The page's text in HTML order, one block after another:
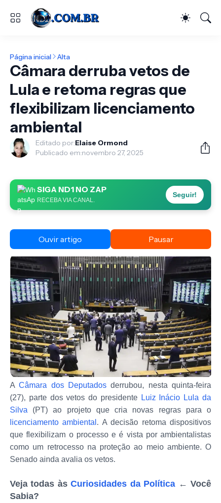
Página inicial Alta
Câmara derruba vetos de
Lula e retoma regras que
flexibilizam licenciamento
ambiental
Editado por:Elaise Ormond
Publicado em:novembro 27, 2025
SIGA ND1 NO ZAP
RECEBA VIA CANAL.
Seguir!
Ouvir artigo Pausar
ACâmara dos Deputados derrubou, nesta quinta-feira
(27), parte dos vetos do presidente Luiz Inácio Lula da
Silva (PT) ao projeto que cria novas regras para o
licenciamento ambiental . A decisão retoma dispositivos
que flexibilizam o processo e é vista por ambientalistas
como um retrocesso na proteção ao meio ambiente. O
Senado ainda avalia os vetos.
Veja todas àsCuriosidades da Política ← Você
Sabia?